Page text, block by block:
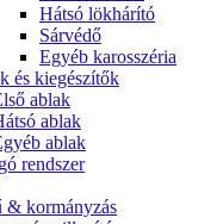
Hátsó lökhárító
Sárvédő
Egyéb karosszéria
és kiegészítők
ablak
ablak
ablak
rendszer
& kormányzás